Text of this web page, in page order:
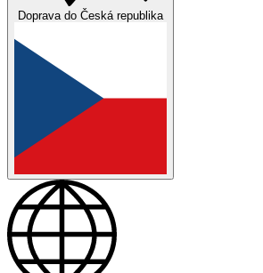
Doprava do Česká republika